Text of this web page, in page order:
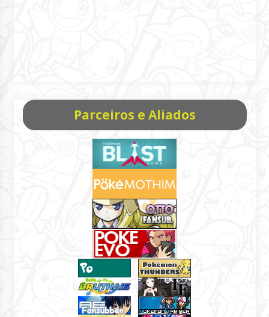
Parceiros e Aliados